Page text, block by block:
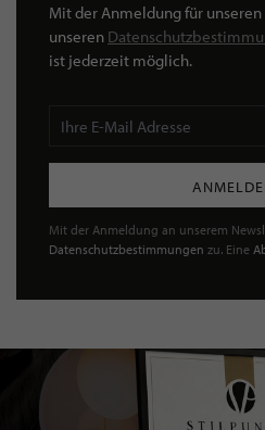
Mit der Anmeldung für
unseren
ist jederzeit möglich.
Mit der Anmeldung an unserem
Datenschutzbestimmungen zu. Eine